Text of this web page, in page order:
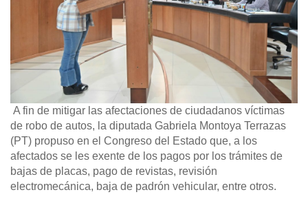
A fin de mitigar las afectaciones de ciudadanos víctimas
de robo de autos, la diputada Gabriela Montoya Terrazas
(PT) propuso en el Congreso del Estado que, a los
afectados se les exente de los pagos por los trámites de
bajas de placas, pago de revistas, revisión
electromecánica, baja de padrón vehicular, entre otros.